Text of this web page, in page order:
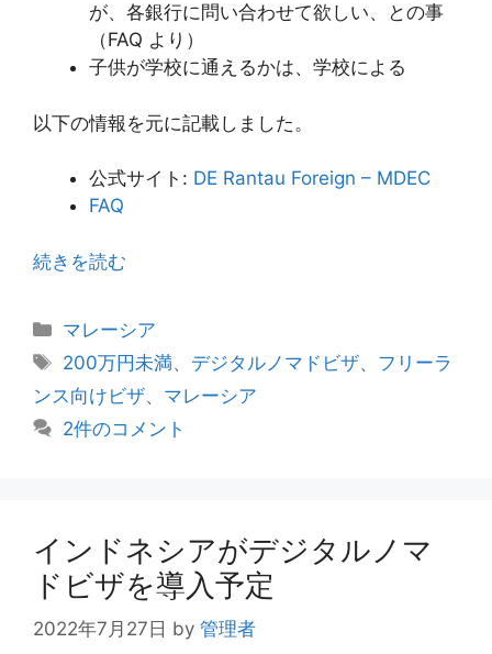
が、各銀行に問い合わせて欲しい、との事
（FAQ より）
子供が学校に通えるかは、学校による
以下の情報を元に記載しました。
公式サイト: DE Rantau Foreign – MDEC
FAQ
続きを読む
カ
テ
リ
ー
マレーシア
タ
グ
200万円未満、 デジタルノマドビザ、 フリーラ
ンス向けビザ、 マレーシア
2件のコメント
インドネシアがデジタルノマ
ドビザを導入予定
2022年7月27日 by 管理者